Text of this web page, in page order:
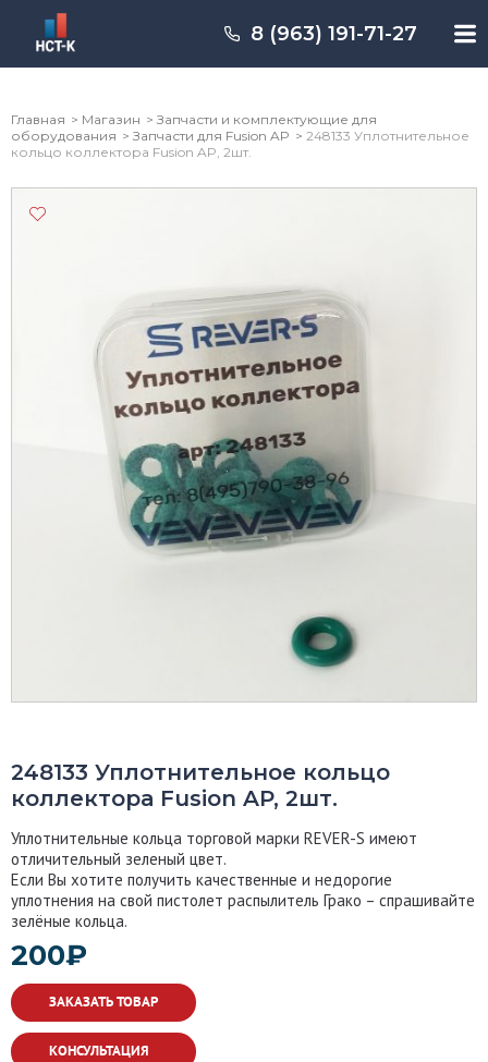
8 (963) 191-71-27
Главная Магазин
Запчасти и комплектующие для
оборудования
Запчасти для Fusion AP
248133 Уплотнительное
кольцо коллектора Fusion AP, 2шт.
248133 Уплотнительное кольцо
коллектора Fusion AP, 2шт.
Уплотнительные кольца торговой марки REVER-S имеют
отличительный зеленый цвет.
Если Вы хотите получить качественные и недорогие
уплотнения на свой пистолет распылитель Грако – спрашивайте
зелёные кольца.
200₽
ЗАКАЗАТЬ ТОВАР
КОНСУЛЬТАЦИЯ